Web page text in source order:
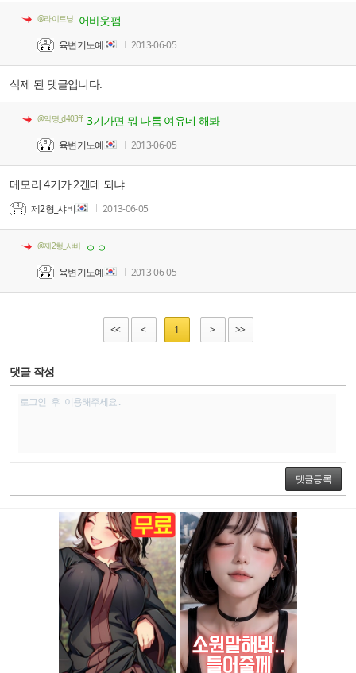
@라이트닝 어바웃펌
육변기노예 2013-06-05
삭제 된 댓글입니다.
@익명_d403ff 3기가면 뭐 나름 여유네 해봐
육변기노예 2013-06-05
메모리 4기가 2갠데 되냐
제2형_샤비 2013-06-05
@제2형_샤비 ㅇㅇ
육변기노예 2013-06-05
<< < 1 > >>
댓글 작성
댓글등록